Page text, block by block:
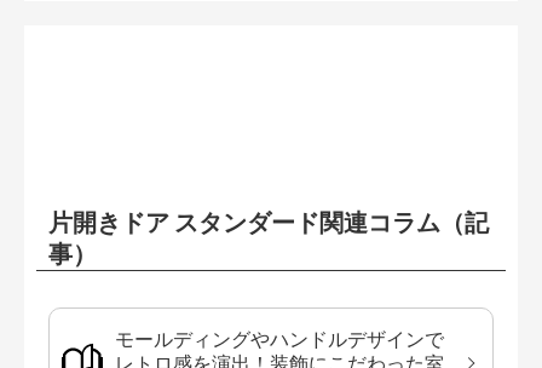
片開きドア スタンダード関連コラム（記
事）
モールディングやハンドルデザインで